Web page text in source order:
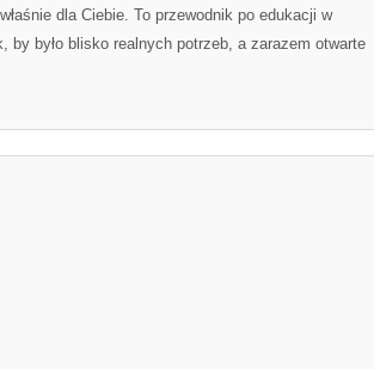
dla Ciebie. To przewodnik po edukacji w
by było blisko realnych potrzeb, a zarazem otwarte